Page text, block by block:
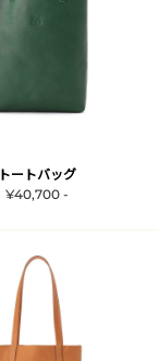
トートバッグ
¥40,700 -